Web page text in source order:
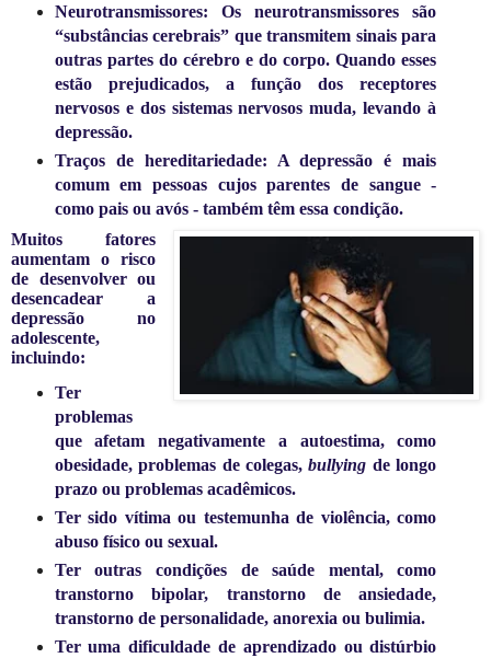
Neurotransmissores: Os neurotransmissores são
“substâncias cerebrais” que transmitem sinais para
outras partes do cérebro e do corpo. Quando esses
estão prejudicados, a função dos receptores
nervosos e dos sistemas nervosos muda, levando à
depressão.
Traços de hereditariedade: A depressão é mais
comum em pessoas cujos parentes de sangue -
como pais ou avós - também têm essa condição.
Muitos fatores
aumentam o risco
de desenvolver ou
desencadear a
depressão no
adolescente,
incluindo:
Ter
problemas
que afetam negativamente a autoestima, como
obesidade, problemas de colegas,bullying de longo
prazo ou problemas acadêmicos.
Ter sido vítima ou testemunha de violência, como
abuso físico ou sexual.
Ter outras condições de saúde mental, como
transtorno bipolar, transtorno de ansiedade,
transtorno de personalidade, anorexia ou bulimia.
Ter uma dificuldade de aprendizado ou distúrbio